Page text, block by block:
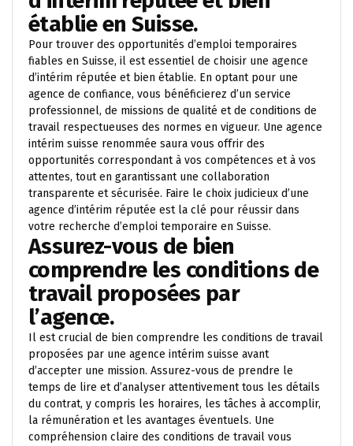
établie en Suisse.
Pour trouver des opportunités d’emploi temporaires
fiables en Suisse, il est essentiel de choisir une agence
d’intérim réputée et bien établie. En optant pour une
agence de confiance, vous bénéficierez d’un service
professionnel, de missions de qualité et de conditions de
travail respectueuses des normes en vigueur. Une agence
intérim suisse renommée saura vous offrir des
opportunités correspondant à vos compétences et à vos
attentes, tout en garantissant une collaboration
transparente et sécurisée. Faire le choix judicieux d’une
agence d’intérim réputée est la clé pour réussir dans
votre recherche d’emploi temporaire en Suisse.
Assurez-vous de bien
comprendre les conditions de
travail proposées par
l’agence.
Il est crucial de bien comprendre les conditions de travail
proposées par une agence intérim suisse avant
d’accepter une mission. Assurez-vous de prendre le
temps de lire et d’analyser attentivement tous les détails
du contrat, y compris les horaires, les tâches à accomplir,
la rémunération et les avantages éventuels. Une
compréhension claire des conditions de travail vous